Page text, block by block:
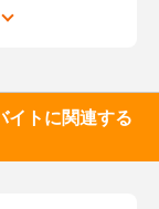
イトに関連する